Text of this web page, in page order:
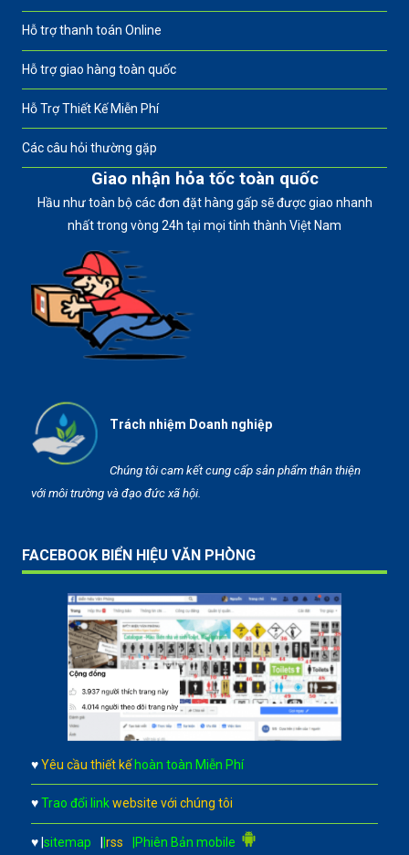
Hỗ trợ thanh toán Online
Hỗ trợ giao hàng toàn quốc
Hỗ Trợ Thiết Kế Miễn Phí
Các câu hỏi thường gặp
Giao nhận hỏa tốc toàn quốc
Hầu như toàn bộ các đơn đặt hàng gấp sẽ được giao nhanh
nhất trong vòng 24h tại mọi tỉnh thành Việt Nam
Trách nhiệm Doanh nghiệp
Chúng tôi cam kết cung cấp sản phẩm thân thiện
với môi trường và đạo đức xã hội.
FACEBOOK BIỂN HIỆU VĂN PHÒNG
♥ Yêu cầu thiết kếhoàn toàn Miễn Phí
♥ Trao đổi link website với chúng tôi
♥ |sitemap |rss |Phiên Bản mobile